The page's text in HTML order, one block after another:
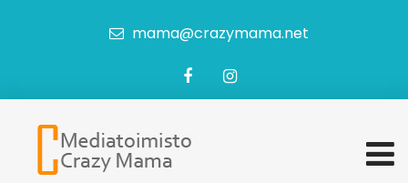
mama@crazymama.net